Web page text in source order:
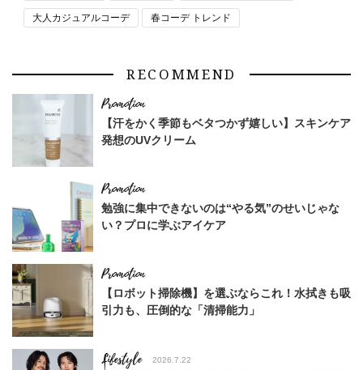
大人カジュアルコーデ 春コーデ トレンド
RECOMMEND
【汗をかく季節もベタつかず嬉しい】スキンケア
発想のUVクリーム
勉強に集中できないのは“やる気”のせいじゃな
い？プロに学ぶアイケア
【ロボット掃除機】を選ぶならこれ！水拭きも吸
引力も、圧倒的な「清掃能力」
Lifestyle 2026.7.22